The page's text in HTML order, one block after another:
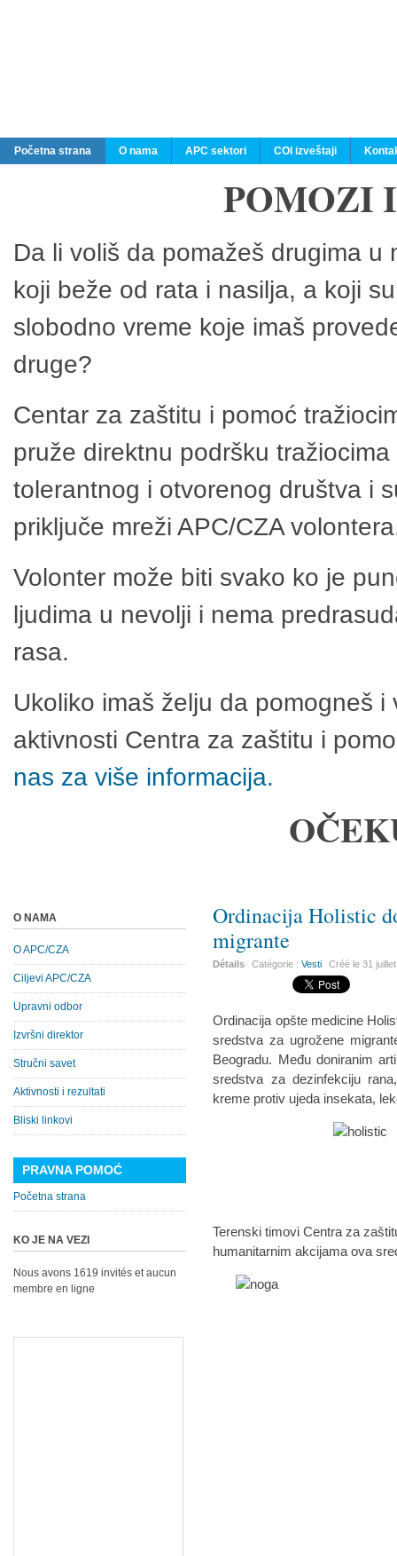
Početna strana O nama APC sektori COI izveštaji
POMOZI
Da li voliš da pomažeš drugima
koji beže od rata i nasilja, a koji
slobodno vreme koje imaš
druge?
Centar za zaštitu i pomoć
pruže direktnu podršku
tolerantnog i otvorenog društva i
priključe mreži APC/CZA
Volonter može biti svako ko je
ljudima u nevolji i nema
rasa.
Ukoliko imaš želju da pomogneš
aktivnosti Centra za zaštitu i
nas za više informacija.
Ordinacija Holistic
migrante
Détails Catégorie :Vesti Créé le31
Ordinacija opšte medicine
sredstva za ugrožene
Beogradu. Među doniranim
sredstva za dezinfekciju
kreme protiv ujeda insekata,
Terenski timovi Centra za
humanitarnim akcijama ova
O NAMA
O APC/CZA
Ciljevi APC/CZA
Upravni odbor
Izvršni direktor
Stručni savet
Aktivnosti i rezultati
Bliski linkovi
PRAVNA POMOĆ
Početna strana
KO JE NA VEZI
Nous avons 1619 invités et aucun
membre en ligne